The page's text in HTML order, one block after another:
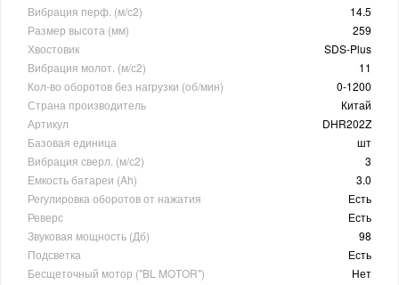
Вибрация перф. (м/с2)
14.5
Размер высота (мм)
259
Хвостовик
SDS-Plus
Вибрация молот. (м/с2)
11
Кол-во оборотов без нагрузки (об/мин)
0-1200
Страна производитель
Китай
Артикул
DHR202Z
Базовая единица
шт
Вибрация сверл. (м/с2)
3
Емкость батареи (Ah)
3.0
Регулировка оборотов от нажатия
Есть
Реверс
Есть
Звуковая мощность (Дб)
98
Подсветка
Есть
Бесщеточный мотор ("BL MOTOR")
Нет